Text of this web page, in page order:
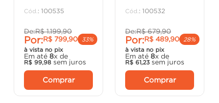
: 100535
De:R$ 1.199,90
Por:R$ 799,90
33%
à vista no pix
Em até 8x de
R$ 99,98 sem juros
Comprar
: 100532
De:R$ 679,90
Por:R$ 489,90
28%
à vista no pix
Em até 8x de
R$ 61,23 sem juros
Comprar
º cadeira